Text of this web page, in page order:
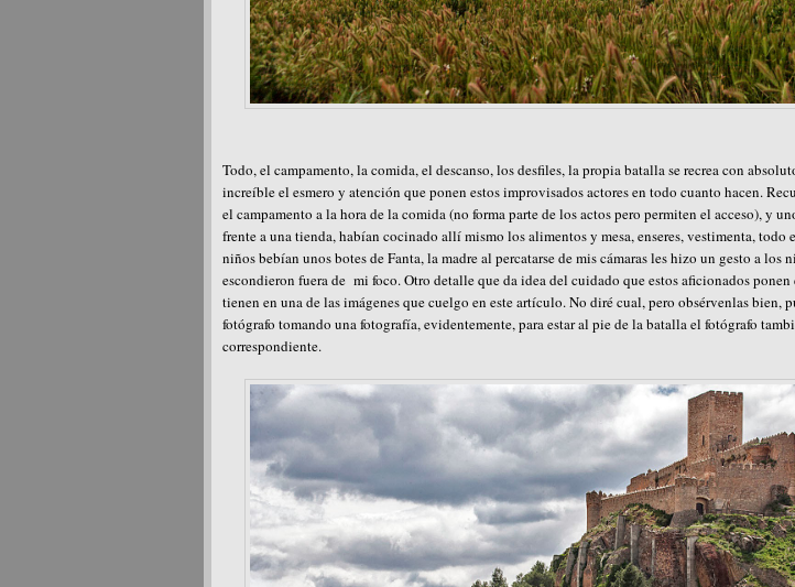
Todo, el campamento, la comida, el descanso, los desfiles, la propia batalla se recrea con
increíble el esmero y atención que ponen estos improvisados actores en todo cuanto hacen.
el campamento a la hora de la comida (no forma parte de los actos pero permiten el acceso), y
frente a una tienda, habían cocinado allí mismo los alimentos y mesa, enseres, vestimenta, todo
niños bebían unos botes de Fanta, la madre al percatarse de mis cámaras les hizo un gesto a los
escondieron fuera de mi foco. Otro detalle que da idea del cuidado que estos aficionados
tienen en una de las imágenes que cuelgo en este artículo. No diré cual, pero obsérvenlas bien,
fotógrafo tomando una fotografía, evidentemente, para estar al pie de la batalla el fotógrafo
correspondiente.